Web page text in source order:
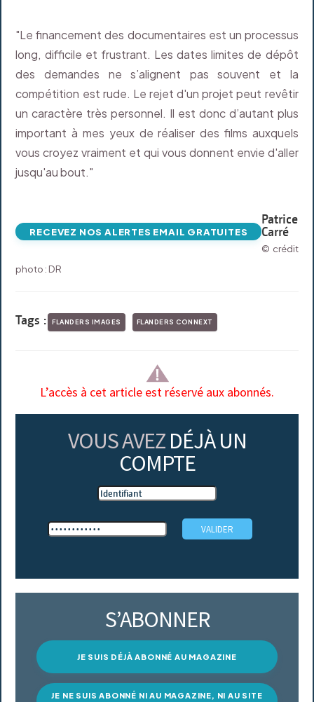
"Le financement des documentaires est un processus
long, difficile et frustrant. Les dates limites de dépôt
des demandes ne s’alignent pas souvent et la
compétition est rude. Le rejet d'un projet peut revêtir
un caractère très personnel. Il est donc d’autant plus
important à mes yeux de réaliser des films auxquels
vous croyez vraiment et qui vous donnent envie d'aller
jusqu'au bout."
RECEVEZ NOS ALERTES EMAIL GRATUITES
Patrice
Carré
© crédit
photo : DR
Tags : FLANDERS IMAGES FLANDERS CONNEXT
L’accès à cet article est réservé aux abonnés.
VOUS AVEZ DÉJÀ UN
COMPTE
S’ABONNER
JE SUIS DÉJÀ ABONNÉ AU MAGAZINE
JE NE SUIS ABONNÉ NI AU MAGAZINE, NI AU SITE